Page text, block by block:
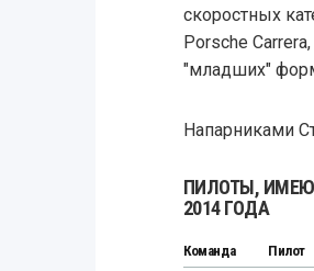
скоростных
Porsche
"младших"
Напарниками
ПИЛОТЫ,
2014 ГОДА
Команда Пилот